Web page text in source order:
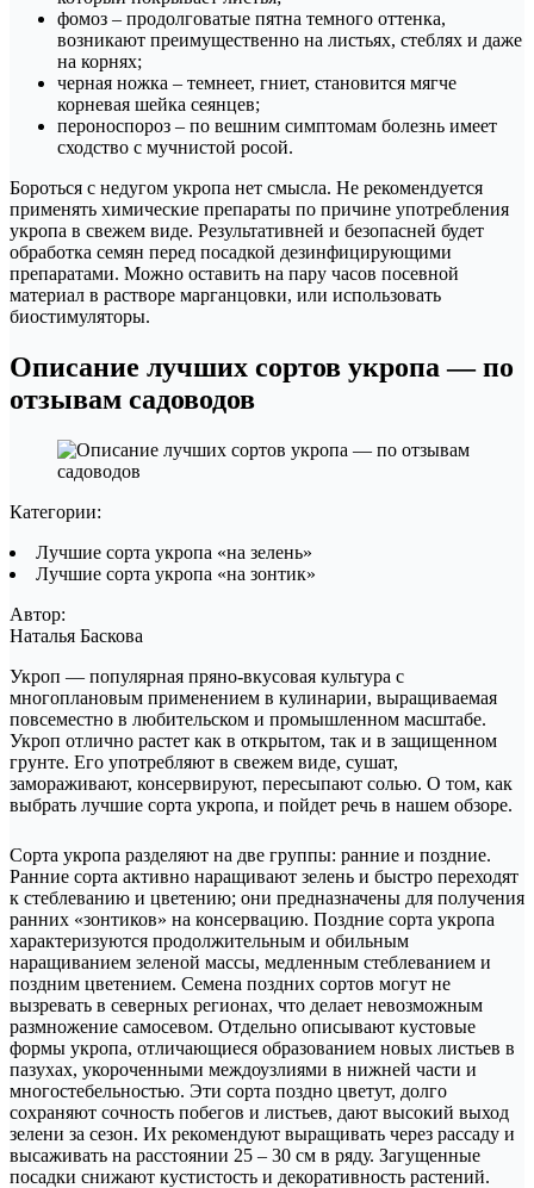
фомоз – продолговатые пятна темного оттенка,
возникают преимущественно на листьях, стеблях и даже
на корнях;
черная ножка – темнеет, гниет, становится мягче
корневая шейка сеянцев;
пероноспороз – по вешним симптомам болезнь имеет
сходство с мучнистой росой.
Бороться с недугом укропа нет смысла. Не рекомендуется
применять химические препараты по причине употребления
укропа в свежем виде. Результативней и безопасней будет
обработка семян перед посадкой дезинфицирующими
препаратами. Можно оставить на пару часов посевной
материал в растворе марганцовки, или использовать
биостимуляторы.
Описание лучших сортов укропа — по
отзывам садоводов
Категории:
Лучшие сорта укропа «на зелень»
Лучшие сорта укропа «на зонтик»
Автор:
Наталья Баскова
Укроп — популярная пряно-вкусовая культура с
многоплановым применением в кулинарии, выращиваемая
повсеместно в любительском и промышленном масштабе.
Укроп отлично растет как в открытом, так и в защищенном
грунте. Его употребляют в свежем виде, сушат,
замораживают, консервируют, пересыпают солью. О том, как
выбрать лучшие сорта укропа, и пойдет речь в нашем обзоре.
Сорта укропа разделяют на две группы: ранние и поздние.
Ранние сорта активно наращивают зелень и быстро переходят
к стеблеванию и цветению; они предназначены для получения
ранних «зонтиков» на консервацию. Поздние сорта укропа
характеризуются продолжительным и обильным
наращиванием зеленой массы, медленным стеблеванием и
поздним цветением. Семена поздних сортов могут не
вызревать в северных регионах, что делает невозможным
размножение самосевом. Отдельно описывают кустовые
формы укропа, отличающиеся образованием новых листьев в
пазухах, укороченными междоузлиями в нижней части и
многостебельностью. Эти сорта поздно цветут, долго
сохраняют сочность побегов и листьев, дают высокий выход
зелени за сезон. Их рекомендуют выращивать через рассаду и
высаживать на расстоянии 25 – 30 см в ряду. Загущенные
посадки снижают кустистость и декоративность растений.